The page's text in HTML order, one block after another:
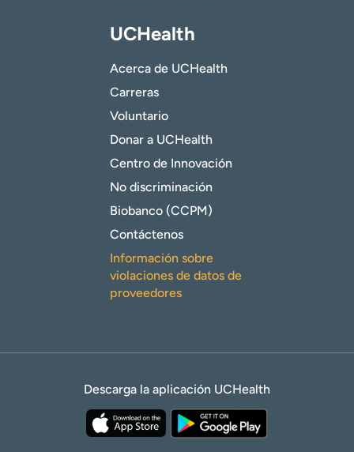
UCHealth
Acerca de UCHealth
Carreras
Voluntario
Donar a UCHealth
Centro de Innovación
No discriminación
Biobanco (CCPM)
Contáctenos
Información sobre
violaciones de datos de
proveedores
Descarga la aplicación UCHealth